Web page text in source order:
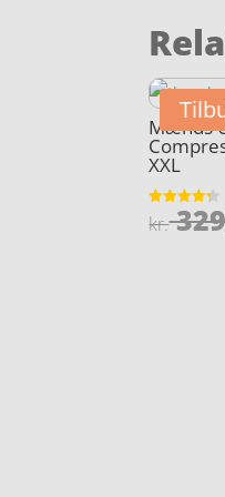
Mænds
XXL
Vurderet
4.3
kr.